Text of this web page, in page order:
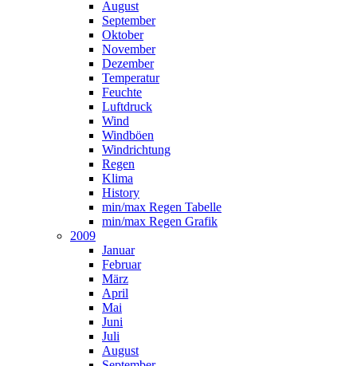
August
September
Oktober
November
Dezember
Temperatur
Feuchte
Luftdruck
Wind
Windböen
Windrichtung
Regen
Klima
History
min/max Regen Tabelle
min/max Regen Grafik
2009
Januar
Februar
März
April
Mai
Juni
Juli
August